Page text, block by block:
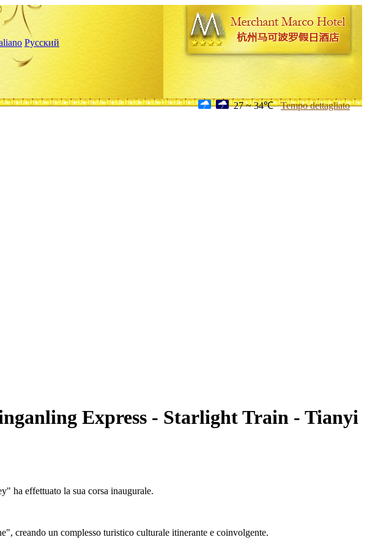
Русский
27 ~ 34℃ Tempo dettagliato
Express - Starlight Train - Tianyi
ha effettuato la sua corsa inaugurale.
creando un complesso turistico culturale itinerante e coinvolgente.